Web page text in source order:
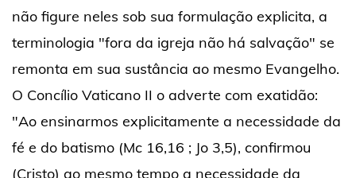
não figure neles sob sua formulação explicita, a
terminologia "fora da igreja não há salvação" se
remonta em sua sustância ao mesmo Evangelho.
O Concílio Vaticano II o adverte com exatidão:
"Ao ensinarmos explicitamente a necessidade da
fé e do batismo (Mc 16,16 ; Jo 3,5), confirmou
(Cristo) ao mesmo tempo a necessidade da